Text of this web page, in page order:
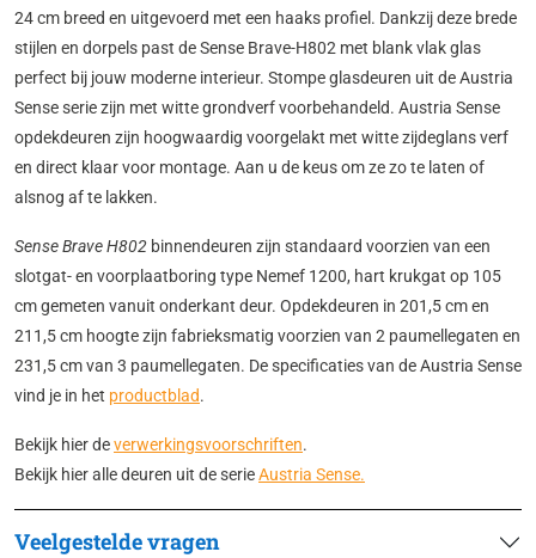
24 cm breed en uit­ge­voerd met een haaks profiel. Dankzij deze brede
stijlen en dorpels past de Sense Brave-H802 met blank vlak glas
perfect bij jouw moderne interieur. Stompe glasdeuren uit de Austria
Sense serie zijn met witte grondverf voorbehandeld. Austria Sense
opdekdeuren zijn hoogwaardig voorgelakt met witte zijdeglans verf
en direct klaar voor montage. Aan u de keus om ze zo te laten of
alsnog af te lakken.
Sense Brave H802 binnendeuren zijn standaard voorzien van een
slotgat- en voorplaatboring type Nemef 1200, hart krukgat op 105
cm gemeten vanuit onderkant deur. Opdekdeuren in 201,5 cm en
211,5 cm hoogte zijn fabrieksmatig voorzien van 2 paumellegaten en
231,5 cm van 3 paumellegaten. De specificaties van de Austria Sense
vind je in het productblad.
Bekijk hier deverwerkingsvoorschriften.
Bekijk hier alle deuren uit de serieAustria Sense.
Veelgestelde vragen